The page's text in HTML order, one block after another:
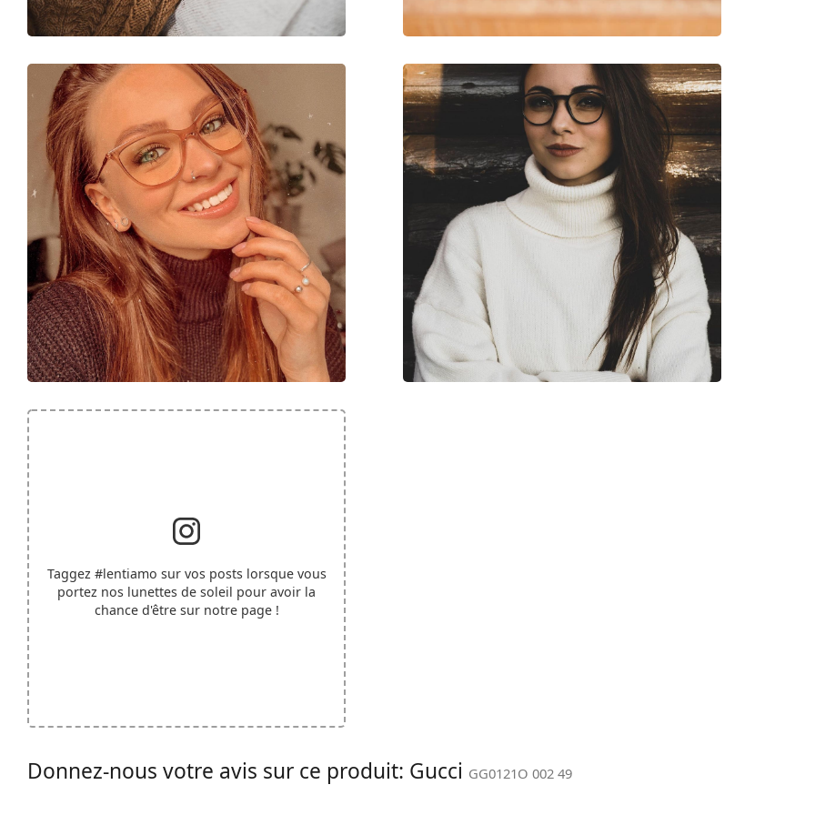
Marque:
Gucci
Taggez #lentiamo sur vos posts lorsque vous
portez nos lunettes de soleil pour avoir la
chance d'être sur notre page !
Donnez-nous votre avis sur ce produit: Gucci GG0121O 002 49